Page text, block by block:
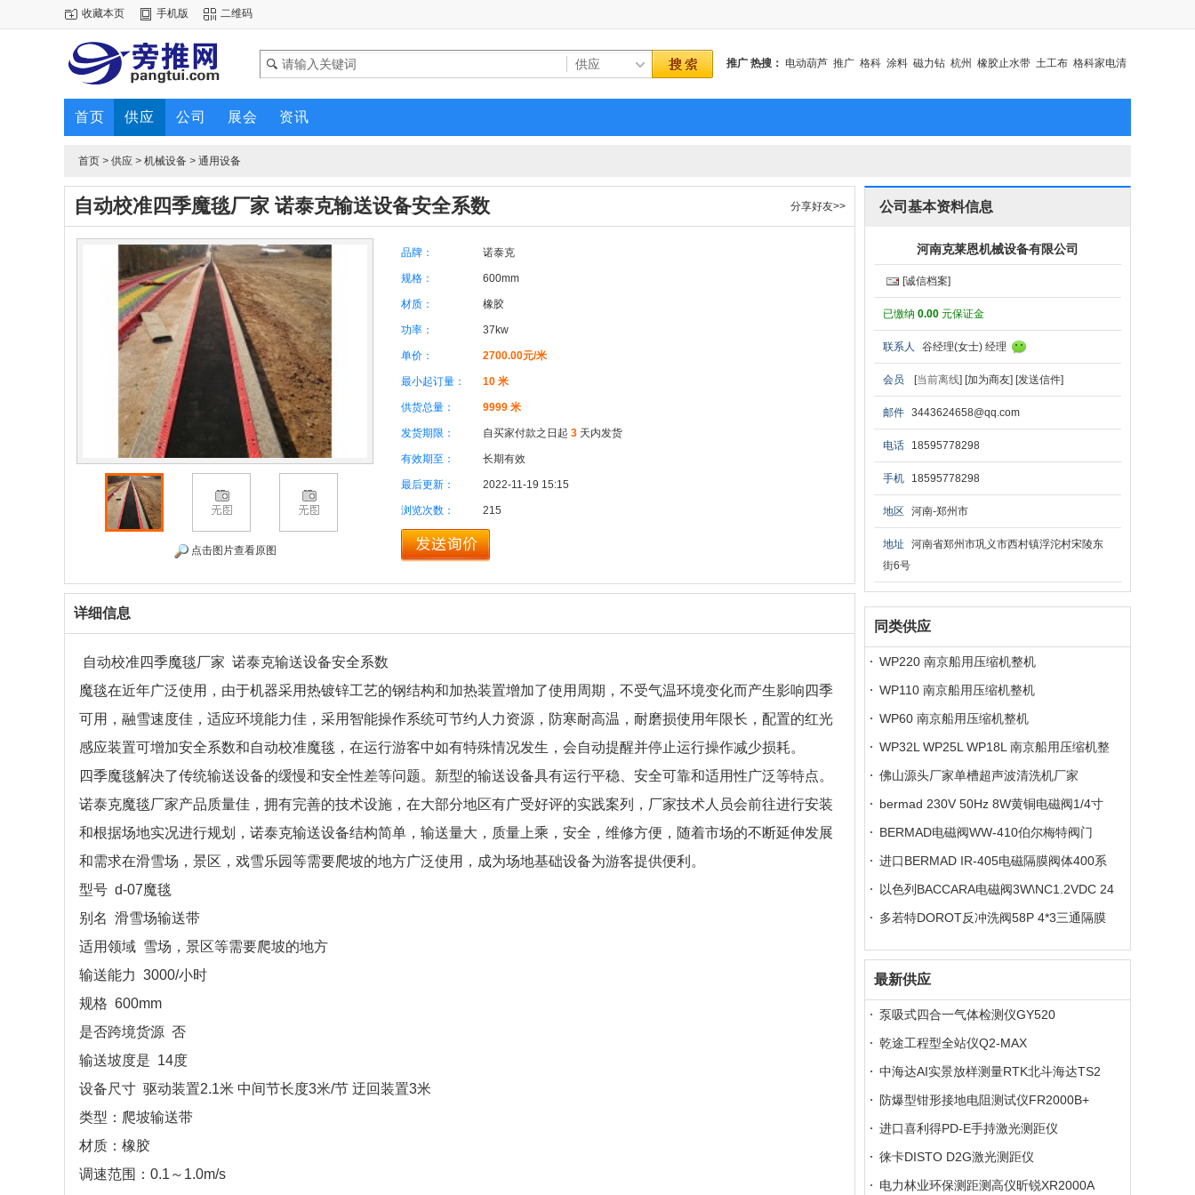
收藏本页 手机版 二维码
推广 热搜： 电动葫芦 推广 格科 涂料 磁力钻 杭州 橡胶止水带 土工布 格科家电清
首页 供应 公司 展会 资讯
首页 > 供应 > 机械设备 > 通用设备
自动校准四季魔毯厂家 诺泰克输送设备安全系数 分享好友>>
点击图片查看原图
品牌： 诺泰克
规格： 600mm
材质： 橡胶
功率： 37kw
单价： 2700.00元/米
最小起订量： 10 米
供货总量： 9999 米
发货期限： 自买家付款之日起 3 天内发货
有效期至： 长期有效
最后更新： 2022-11-19 15:15
浏览次数： 215
详细信息
自动校准四季魔毯厂家 诺泰克输送设备安全系数
魔毯在近年广泛使用，由于机器采用热镀锌工艺的钢结构和加热装置增加了使用周期，不受气温环境变化而产生影响四季
可用，融雪速度佳，适应环境能力佳，采用智能操作系统可节约人力资源，防寒耐高温，耐磨损使用年限长，配置的红光
感应装置可增加安全系数和自动校准魔毯，在运行游客中如有特殊情况发生，会自动提醒并停止运行操作减少损耗。
四季魔毯解决了传统输送设备的缓慢和安全性差等问题。新型的输送设备具有运行平稳、安全可靠和适用性广泛等特点。
诺泰克魔毯厂家产品质量佳，拥有完善的技术设施，在大部分地区有广受好评的实践案列，厂家技术人员会前往进行安装
和根据场地实况进行规划，诺泰克输送设备结构简单，输送量大，质量上乘，安全，维修方便，随着市场的不断延伸发展
和需求在滑雪场，景区，戏雪乐园等需要爬坡的地方广泛使用，成为场地基础设备为游客提供便利。
型号 d-07魔毯
别名 滑雪场输送带
适用领域 雪场，景区等需要爬坡的地方
输送能力 3000/小时
规格 600mm
是否跨境货源 否
输送坡度是 14度
设备尺寸 驱动装置2.1米 中间节长度3米/节 迂回装置3米
类型：爬坡输送带
材质：橡胶
调速范围：0.1～1.0m/s
公司基本资料信息
河南克莱恩机械设备有限公司
[诚信档案]
已缴纳 0.00 元保证金
联系人 谷经理(女士) 经理
会员 [当前离线] [加为商友] [发送信件]
邮件 3443624658@qq.com
电话 18595778298
手机 18595778298
地区 河南-郑州市
地址
河南省郑州市巩义市西村镇浮沱村宋陵东
街6号
同类供应
WP220 南京船用压缩机整机
WP110 南京船用压缩机整机
WP60 南京船用压缩机整机
WP32L WP25L WP18L 南京船用压缩机整
机
佛山源头厂家单槽超声波清洗机厂家
bermad 230V 50Hz 8W黄铜电磁阀1/4寸
BERMAD电磁阀WW-410伯尔梅特阀门
进口BERMAD IR-405电磁隔膜阀体400系
列
以色列BACCARA电磁阀3W\NC1.2VDC 24
VAC
多若特DOROT反冲洗阀58P 4*3三通隔膜
最新供应
泵吸式四合一气体检测仪GY520
乾途工程型全站仪Q2-MAX
中海达AI实景放样测量RTK北斗海达TS2
防爆型钳形接地电阻测试仪FR2000B+
进口喜利得PD-E手持激光测距仪
徕卡DISTO D2G激光测距仪
电力林业环保测距测高仪昕锐XR2000A